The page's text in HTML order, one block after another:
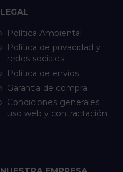
LEGAL
Política Ambiental
Política de privacidad y
redes sociales
Política de envíos
Garantía de compra
Condiciones generales
uso web y contractación